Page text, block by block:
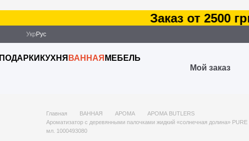
Заказ от 2500
Укр Рус
ПОДАРКИ КУХНЯ ВАННАЯ МЕБЕЛЬ
Мой заказ
Главная ВАННАЯ АРОМА
АРОМА BUTLERS
Ароматизатор с деревянными палочками жидкий «солнечная долина»
мл. 1000493080